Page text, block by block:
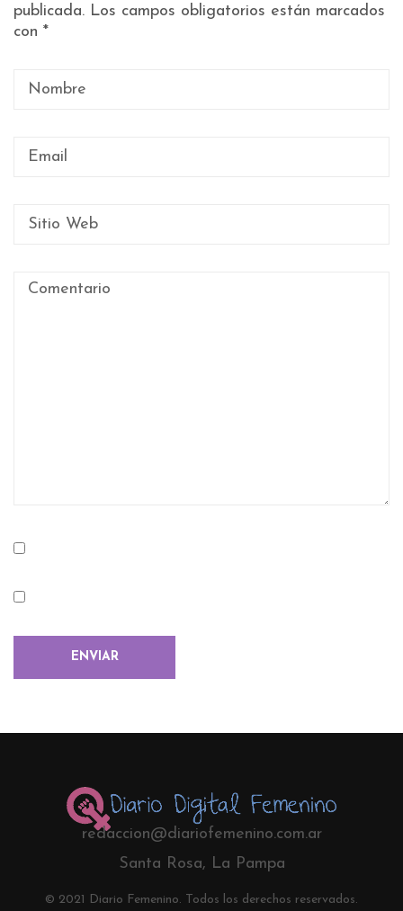
publicada. Los campos obligatorios están marcados
con *
redaccion@diariofemenino.com.ar
Santa Rosa, La Pampa
© 2021 Diario Femenino. Todos los derechos reservados.